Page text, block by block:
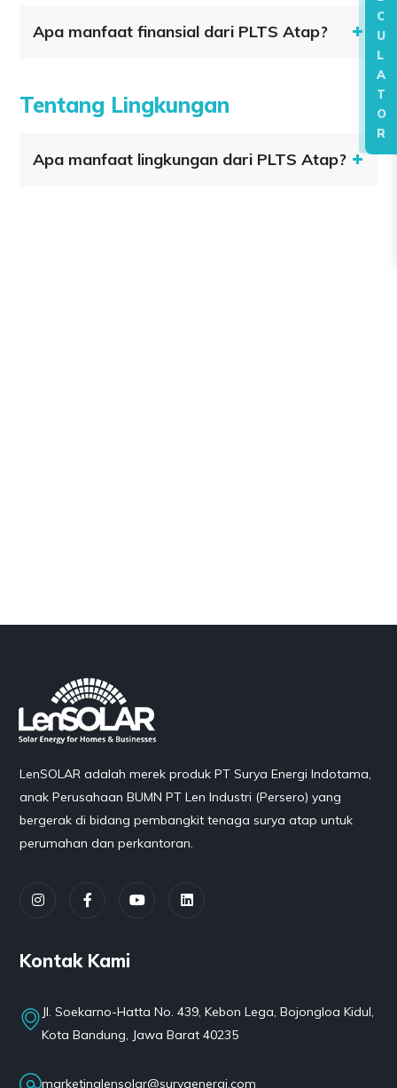
Apa manfaat finansial dari PLTS Atap?
Tentang Lingkungan
Apa manfaat lingkungan dari PLTS Atap?
LenSOLAR adalah merek produk PT Surya Energi Indotama,
anak Perusahaan BUMN PT Len Industri (Persero) yang
bergerak di bidang pembangkit tenaga surya atap untuk
perumahan dan perkantoran.
Kontak Kami
Jl. Soekarno-Hatta No. 439, Kebon Lega, Bojongloa Kidul,
Kota Bandung, Jawa Barat 40235
marketinglensolar@suryaenergi.com
C
U
L
A
T
O
R